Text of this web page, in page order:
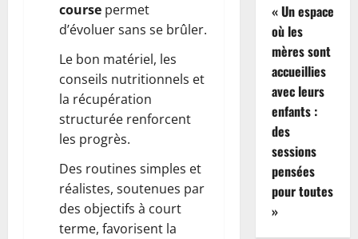
course permet
d’évoluer sans se brûler.
Le bon matériel, les
conseils nutritionnels et
la récupération
structurée renforcent
les progrès.
Des routines simples et
réalistes, soutenues par
des objectifs à court
terme, favorisent la
« Un espace
où les
mères sont
accueillies
avec leurs
enfants :
des
sessions
pensées
pour toutes
»